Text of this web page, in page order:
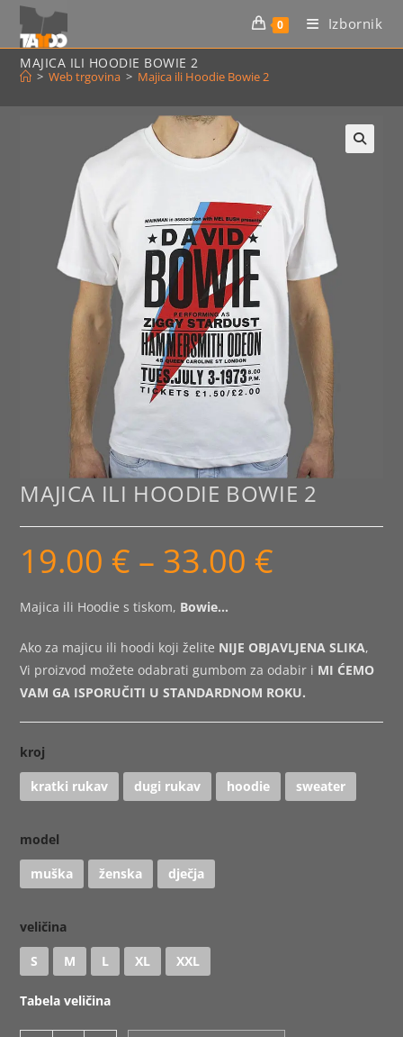
Preskoči
sadržaj
0 Izbornik
MAJICA ILI HOODIE BOWIE 2
> Web trgovina > Majica ili Hoodie Bowie 2
MAJICA ILI HOODIE BOWIE 2
19.00 € – 33.00 €
Majica ili Hoodie s tiskom, Bowie…
Ako za majicu ili hoodi koji želite NIJE OBJAVLJENA SLIKA,
Vi proizvod možete odabrati gumbom za odabir i MI ĆEMO
VAM GA ISPORUČITI U STANDARDNOM ROKU.
kroj
kratki rukav
dugi rukav hoodie sweater
model
muška
ženska dječja
veličina
S
M L XL XXL
Tabela veličina